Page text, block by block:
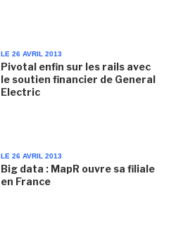
LE 26 AVRIL 2013
Pivotal enfin sur les rails avec
le soutien financier de General
Electric
LE 26 AVRIL 2013
Big data : MapR ouvre sa filiale
en France